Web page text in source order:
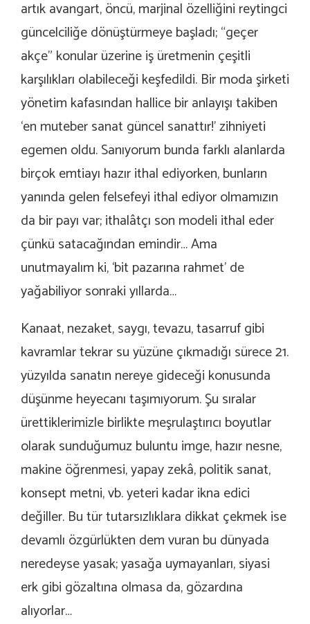
artık avangart, öncü, marjinal özelliğini reytingci
güncelciliğe dönüştürmeye başladı; “geçer
akçe” konular üzerine iş üretmenin çeşitli
karşılıkları olabileceği keşfedildi. Bir moda şirketi
yönetim kafasından hallice bir anlayışı takiben
‘en muteber sanat güncel sanattır!’ zihniyeti
egemen oldu. Sanıyorum bunda farklı alanlarda
birçok emtiayı hazır ithal ediyorken, bunların
yanında gelen felsefeyi ithal ediyor olmamızın
da bir payı var; ithalâtçı son modeli ithal eder
çünkü satacağından emindir… Ama
unutmayalım ki, ‘bit pazarına rahmet’ de
yağabiliyor sonraki yıllarda…
Kanaat, nezaket, saygı, tevazu, tasarruf gibi
kavramlar tekrar su yüzüne çıkmadığı sürece 21.
yüzyılda sanatın nereye gideceği konusunda
düşünme heyecanı taşımıyorum. Şu sıralar
ürettiklerimizle birlikte meşrulaştırıcı boyutlar
olarak sunduğumuz buluntu imge, hazır nesne,
makine öğrenmesi, yapay zekâ, politik sanat,
konsept metni, vb. yeteri kadar ikna edici
değiller. Bu tür tutarsızlıklara dikkat çekmek ise
devamlı özgürlükten dem vuran bu dünyada
neredeyse yasak; yasağa uymayanları, siyasi
erk gibi gözaltına olmasa da, gözardına
alıyorlar…